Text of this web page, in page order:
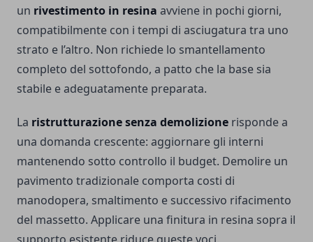
un rivestimento in resina avviene in pochi giorni,
compatibilmente con i tempi di asciugatura tra uno
strato e l’altro. Non richiede lo smantellamento
completo del sottofondo, a patto che la base sia
stabile e adeguatamente preparata.
La ristrutturazione senza demolizione risponde a
una domanda crescente: aggiornare gli interni
mantenendo sotto controllo il budget. Demolire un
pavimento tradizionale comporta costi di
manodopera, smaltimento e successivo rifacimento
del massetto. Applicare una finitura in resina sopra il